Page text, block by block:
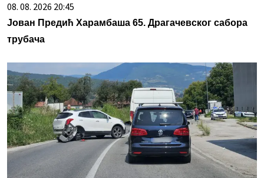
08. 08. 2026 20:45
Јован Предић Харамбаша 65. Драгачевског сабора
трубача